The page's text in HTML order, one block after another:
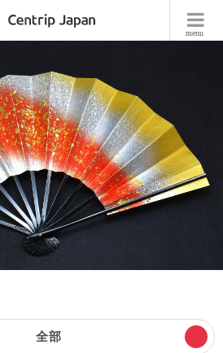
menu
全部